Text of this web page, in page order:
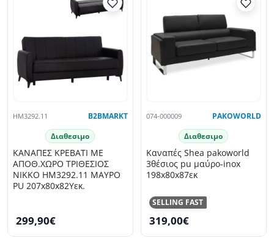
HM3292.11 B2BMARKT
Διαθεσιμο
ΚΑΝΑΠΕΣ ΚΡΕΒΑΤΙ ΜΕ
ΑΠΟΘ.ΧΩΡΟ TΡΙΘΕΣΙΟΣ
NIKKO HM3292.11 ΜΑΥΡΟ
PU 207x80x82Υεκ.
299,90€
SELLING FAST
074-000009 PAKOWORLD
Διαθεσιμο
Καναπές Shea pakoworld
3θέσιος pu μαύρο-inox
198x80x87εκ
319,00€